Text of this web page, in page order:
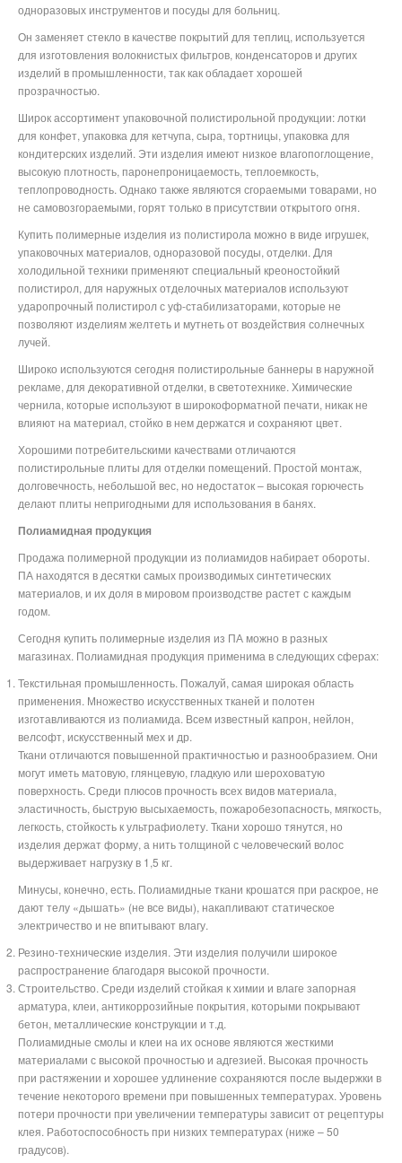
одноразовых инструментов и посуды для больниц.
Он заменяет стекло в качестве покрытий для теплиц, используется
для изготовления волокнистых фильтров, конденсаторов и других
изделий в промышленности, так как обладает хорошей
прозрачностью.
Широк ассортимент упаковочной полистирольной продукции: лотки
для конфет, упаковка для кетчупа, сыра, тортницы, упаковка для
кондитерских изделий. Эти изделия имеют низкое влагопоглощение,
высокую плотность, паронепроницаемость, теплоемкость,
теплопроводность. Однако также являются сгораемыми товарами, но
не самовозгораемыми, горят только в присутствии открытого огня.
Купить полимерные изделия из полистирола можно в виде игрушек,
упаковочных материалов, одноразовой посуды, отделки. Для
холодильной техники применяют специальный креоностойкий
полистирол, для наружных отделочных материалов используют
ударопрочный полистирол с уф-стабилизаторами, которые не
позволяют изделиям желтеть и мутнеть от воздействия солнечных
лучей.
Широко используются сегодня полистирольные баннеры в наружной
рекламе, для декоративной отделки, в светотехнике. Химические
чернила, которые используют в широкоформатной печати, никак не
влияют на материал, стойко в нем держатся и сохраняют цвет.
Хорошими потребительскими качествами отличаются
полистирольные плиты для отделки помещений. Простой монтаж,
долговечность, небольшой вес, но недостаток – высокая горючесть
делают плиты непригодными для использования в банях.
Полиамидная продукция
Продажа полимерной продукции из полиамидов набирает обороты.
ПА находятся в десятки самых производимых синтетических
материалов, и их доля в мировом производстве растет с каждым
годом.
Сегодня купить полимерные изделия из ПА можно в разных
магазинах. Полиамидная продукция применима в следующих сферах:
Текстильная промышленность. Пожалуй, самая широкая область
применения. Множество искусственных тканей и полотен
изготавливаются из полиамида. Всем известный капрон, нейлон,
велсофт, искусственный мех и др.
Ткани отличаются повышенной практичностью и разнообразием. Они
могут иметь матовую, глянцевую, гладкую или шероховатую
поверхность. Среди плюсов прочность всех видов материала,
эластичность, быструю высыхаемость, пожаробезопасность, мягкость,
легкость, стойкость к ультрафиолету. Ткани хорошо тянутся, но
изделия держат форму, а нить толщиной с человеческий волос
выдерживает нагрузку в 1,5 кг.
Минусы, конечно, есть. Полиамидные ткани крошатся при раскрое, не
дают телу «дышать» (не все виды), накапливают статическое
электричество и не впитывают влагу.
Резино-технические изделия. Эти изделия получили широкое
распространение благодаря высокой прочности.
Строительство. Среди изделий стойкая к химии и влаге запорная
арматура, клеи, антикоррозийные покрытия, которыми покрывают
бетон, металлические конструкции и т.д.
Полиамидные смолы и клеи на их основе являются жесткими
материалами с высокой прочностью и адгезией. Высокая прочность
при растяжении и хорошее удлинение сохраняются после выдержки в
течение некоторого времени при повышенных температурах. Уровень
потери прочности при увеличении температуры зависит от рецептуры
клея. Работоспособность при низких температурах (ниже – 50
градусов).